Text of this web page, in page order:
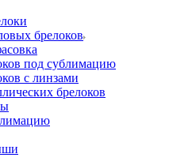
брелоков
под сублимацию
с линзами
брелоков